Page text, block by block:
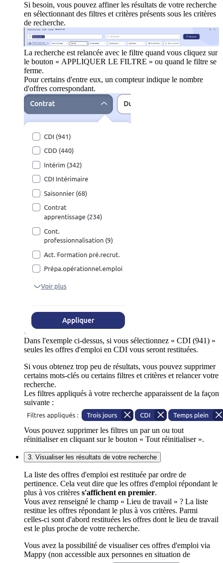
Si besoin, vous pouvez affiner les résultats de votre recherche
en sélectionnant des filtres et critères présents sous les critères
de recherche.
La recherche est relancée avec le filtre quand vous cliquez sur
le bouton « APPLIQUER LE FILTRE » ou quand le filtre se
ferme.
Pour certains d'entre eux, un compteur indique le nombre
d'offres correspondant.
Dans l'exemple ci-dessus, si vous sélectionnez « CDI (941) »
seules les offres d'emploi en CDI vous seront restituées.
Si vous obtenez trop peu de résultats, vous pouvez supprimer
certains mots-clés ou certains filtres et critères et relancer votre
recherche.
Les filtres appliqués à votre recherche apparaissent de la façon
suivante :
Vous pouvez supprimer les filtres un par un ou tout
réinitialiser en cliquant sur le bouton « Tout réinitialiser ».
3. Visualiser les résultats de votre recherche
La liste des offres d'emploi est restituée par ordre de
pertinence. Cela veut dire que les offres d'emploi répondant le
plus à vos critères s'affichent en premier.
Vous avez renseigné le champ « Lieu de travail » ? La liste
restitue les offres répondant le plus à vos critères. Parmi
celles-ci sont d'abord restituées les offres dont le lieu de travail
est le plus proche de votre recherche.
Vous avez la possibilité de visualiser ces offres d'emploi via
Mappy (non accessible aux personnes en situation de